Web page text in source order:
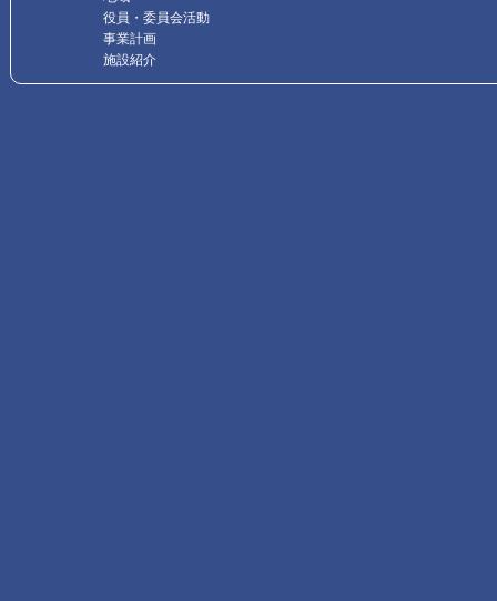
役員・委員会活動
事業計画
施設紹介